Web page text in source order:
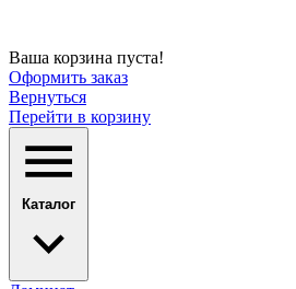
Ваша корзина пуста!
Оформить заказ
Вернуться
Перейти в корзину
Каталог